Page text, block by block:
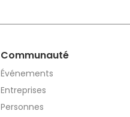
Communauté
Événements
Entreprises
Personnes